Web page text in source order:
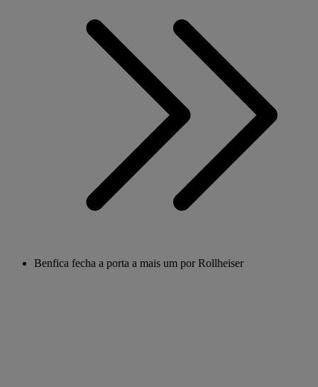
Benfica fecha a porta a mais um por Rollheiser